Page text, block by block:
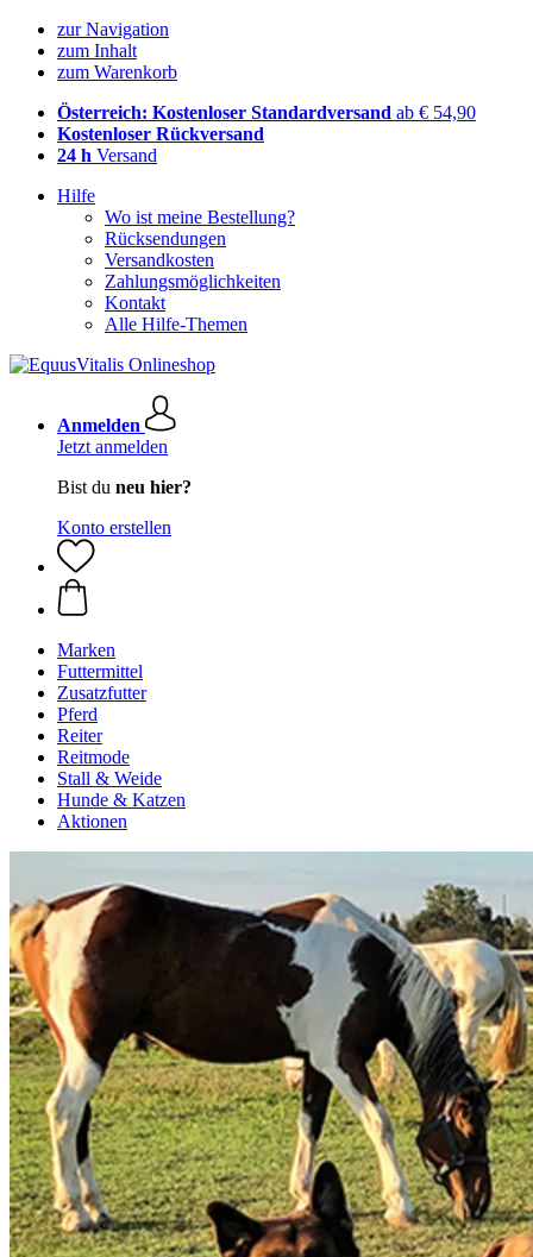
zur Navigation
zum Inhalt
zum Warenkorb
Österreich: Kostenloser Standardversand ab € 54,90
Kostenloser Rückversand
24 h Versand
Hilfe
Wo ist meine Bestellung?
Rücksendungen
Versandkosten
Zahlungsmöglichkeiten
Kontakt
Alle Hilfe-Themen
Anmelden
Jetzt anmelden
Bist du neu hier?
Konto erstellen
Marken
Futtermittel
Zusatzfutter
Pferd
Reiter
Reitmode
Stall & Weide
Hunde & Katzen
Aktionen